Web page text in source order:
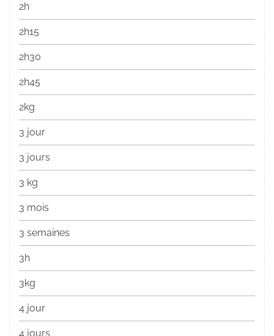
2h
2h15
2h30
2h45
2kg
3 jour
3 jours
3 kg
3 mois
3 semaines
3h
3kg
4 jour
4 jours